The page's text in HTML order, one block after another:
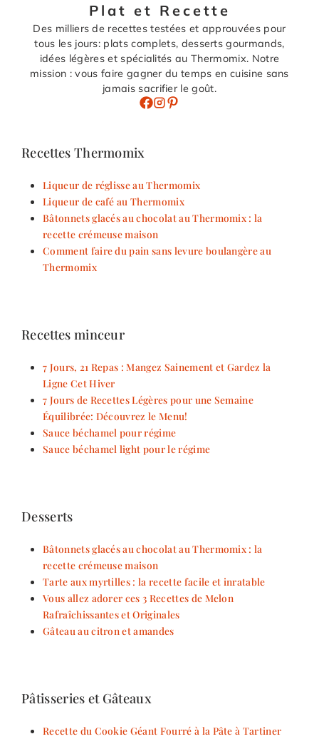
Plat et Recette
Des milliers de recettes testées et approuvées pour
tous les jours: plats complets, desserts gourmands,
idées légères et spécialités au Thermomix. Notre
mission : vous faire gagner du temps en cuisine sans
jamais sacrifier le goût.
Recettes Thermomix
Liqueur de réglisse au Thermomix
Liqueur de café au Thermomix
Bâtonnets glacés au chocolat au Thermomix : la
recette crémeuse maison
Comment faire du pain sans levure boulangère au
Thermomix
Recettes minceur
7 Jours, 21 Repas : Mangez Sainement et Gardez la
Ligne Cet Hiver
7 Jours de Recettes Légères pour une Semaine
Équilibrée: Découvrez le Menu!
Sauce béchamel pour régime
Sauce béchamel light pour le régime
Desserts
Bâtonnets glacés au chocolat au Thermomix : la
recette crémeuse maison
Tarte aux myrtilles : la recette facile et inratable
Vous allez adorer ces 3 Recettes de Melon
Rafraîchissantes et Originales
Gâteau au citron et amandes
Pâtisseries et Gâteaux
Recette du Cookie Géant Fourré à la Pâte à Tartiner